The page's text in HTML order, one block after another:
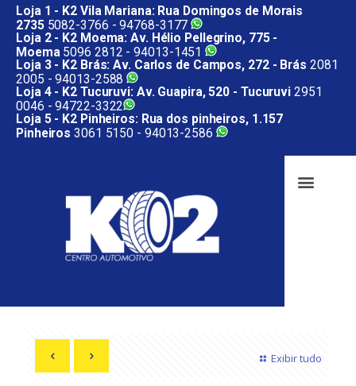
Loja 1 - K2 Vila Mariana: Rua Domingos de Morais
27355082-3766 -94768-3177
Loja 2 - K2 Moema: Av. Hélio Pellegrino, 775 -
Moema5096 2812 -94013-1451
Loja 3 - K2 Brás: Av. Carlos de Campos, 272 - Brás 2081
2005 -94013-2588
Loja 4 - K2 Tucuruvi: Av. Guapira, 520 - Tucuruvi 2951
0046 -94722-3322
Loja 5 - K2 Pinheiros: Rua dos pinheiros, 1.157
Pinheiros 3061 5150 - 94013-2586
Exibir tudo